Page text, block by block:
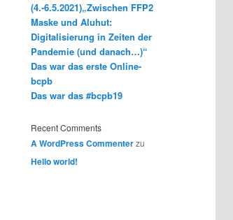
(4.-6.5.2021)„Zwischen FFP2
Maske und Aluhut:
Digitalisierung in Zeiten der
Pandemie (und danach…)“
Das war das erste Online-
bcpb
Das war das #bcpb19
Recent Comments
A WordPress Commenterzu
Hello world!